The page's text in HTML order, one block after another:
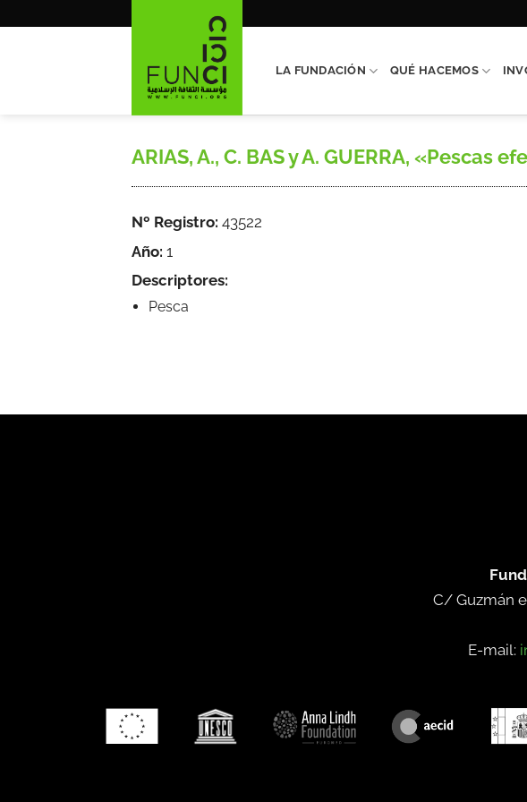
LA FUNDACIÓN QUÉ HACEMOS
ARIAS, A., C. BAS y A. GUERRA, «Pescas
Nº Registro: 43522
Año: 1
Descriptores:
Pesca
C/ Guzmán
E-mail: